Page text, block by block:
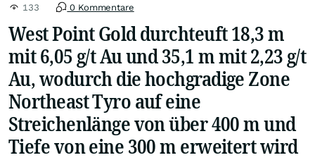
133 0 Kommentare
West Point Gold durchteuft 18,3 m
mit 6,05 g/t Au und 35,1 m mit 2,23 g/t
Au, wodurch die hochgradige Zone
Northeast Tyro auf eine
Streichenlänge von über 400 m und
Tiefe von eine 300 m erweitert wird